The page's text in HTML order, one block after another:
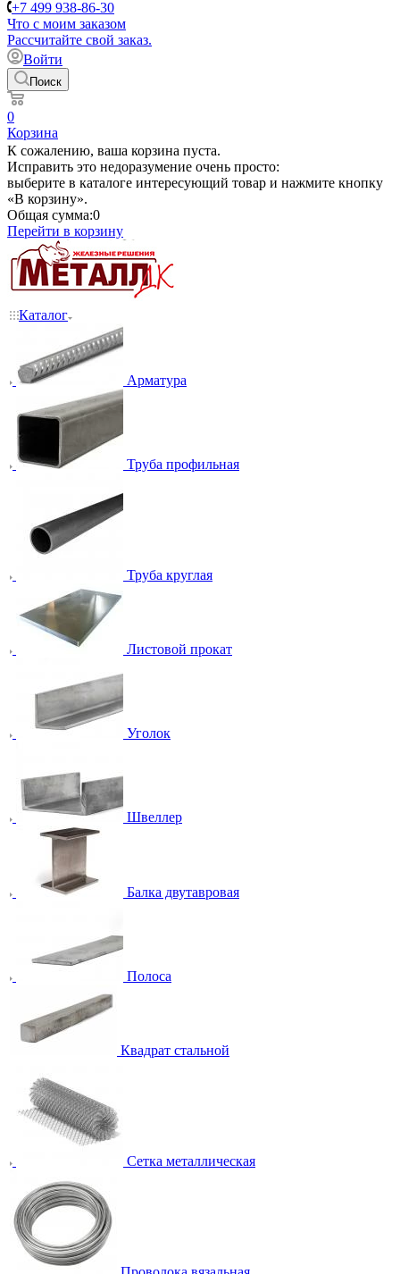
+7 499 938-86-30
Что с моим заказом
Расcчитайте свой заказ.
Войти
Поиск
0
Корзина
К сожалению, ваша корзина пуста.
Исправить это недоразумение очень просто:
выберите в каталоге интересующий товар и нажмите кнопку
«В корзину».
Общая сумма:0
Перейти в корзину
Каталог
Арматура
Труба профильная
Труба круглая
Листовой прокат
Уголок
Швеллер
Балка двутавровая
Полоса
Квадрат стальной
Сетка металлическая